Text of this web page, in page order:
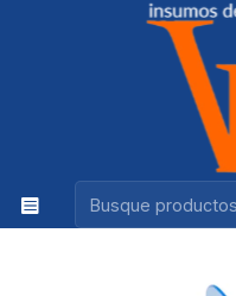
ADHESION Y
ACIDO ORTOFOSFORICO